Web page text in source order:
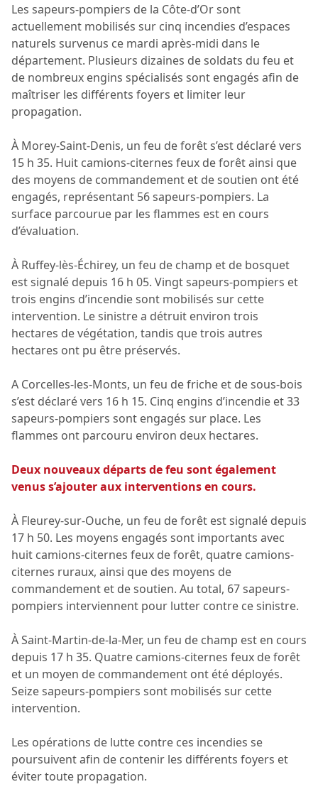
Les sapeurs-pompiers de la Côte-d’Or sont
actuellement mobilisés sur cinq incendies d’espaces
naturels survenus ce mardi après-midi dans le
département. Plusieurs dizaines de soldats du feu et
de nombreux engins spécialisés sont engagés afin de
maîtriser les différents foyers et limiter leur
propagation.
À Morey-Saint-Denis, un feu de forêt s’est déclaré vers
15 h 35. Huit camions-citernes feux de forêt ainsi que
des moyens de commandement et de soutien ont été
engagés, représentant 56 sapeurs-pompiers. La
surface parcourue par les flammes est en cours
d’évaluation.
À Ruffey-lès-Échirey, un feu de champ et de bosquet
est signalé depuis 16 h 05. Vingt sapeurs-pompiers et
trois engins d’incendie sont mobilisés sur cette
intervention. Le sinistre a détruit environ trois
hectares de végétation, tandis que trois autres
hectares ont pu être préservés.
A Corcelles-les-Monts, un feu de friche et de sous-bois
s’est déclaré vers 16 h 15. Cinq engins d’incendie et 33
sapeurs-pompiers sont engagés sur place. Les
flammes ont parcouru environ deux hectares.
Deux nouveaux départs de feu sont également
venus s’ajouter aux interventions en cours.
À Fleurey-sur-Ouche, un feu de forêt est signalé depuis
17 h 50. Les moyens engagés sont importants avec
huit camions-citernes feux de forêt, quatre camions-
citernes ruraux, ainsi que des moyens de
commandement et de soutien. Au total, 67 sapeurs-
pompiers interviennent pour lutter contre ce sinistre.
À Saint-Martin-de-la-Mer, un feu de champ est en cours
depuis 17 h 35. Quatre camions-citernes feux de forêt
et un moyen de commandement ont été déployés.
Seize sapeurs-pompiers sont mobilisés sur cette
intervention.
Les opérations de lutte contre ces incendies se
poursuivent afin de contenir les différents foyers et
éviter toute propagation.